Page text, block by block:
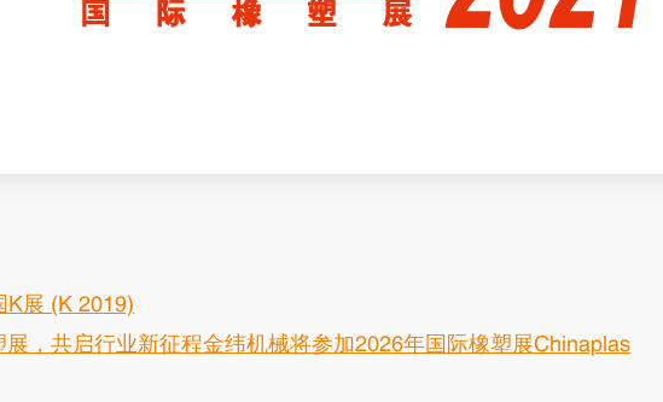
K展 (K 2019)
，共启行业新征程金纬机械将参加2026年国际橡塑展Chinaplas